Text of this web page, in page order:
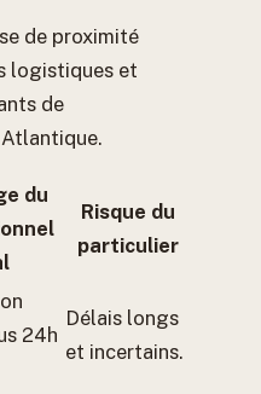
de proximité
logistiques et
de
du
Risque du
particulier
24h
Délais longs
et incertains.